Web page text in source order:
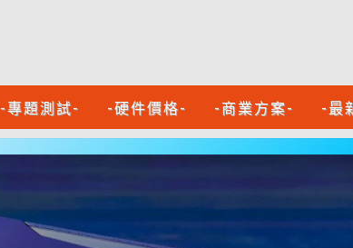
-專題測試- -硬件價格- -商業方案- -最